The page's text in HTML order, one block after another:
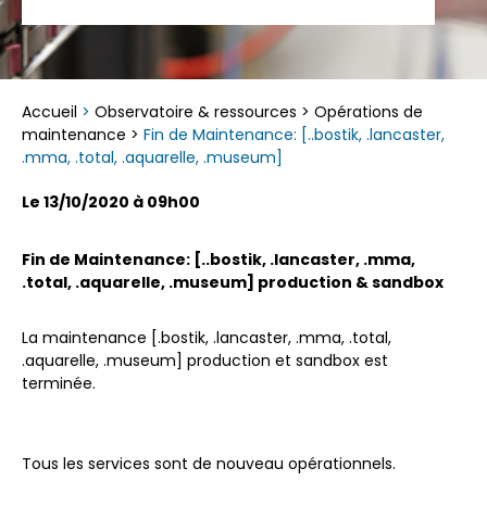
Accueil > Observatoire & ressources > Opérations de
maintenance > Fin de Maintenance: [..bostik, .lancaster,
.mma, .total, .aquarelle, .museum]
Le 13/10/2020 à 09h00
Fin de Maintenance: [..bostik, .lancaster, .mma,
.total, .aquarelle, .museum] production & sandbox
La maintenance [.bostik, .lancaster, .mma, .total,
.aquarelle, .museum] production et sandbox est
terminée.
Tous les services sont de nouveau opérationnels.